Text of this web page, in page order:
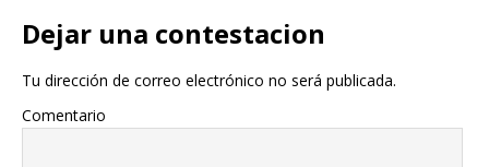
Dejar una contestacion
Tu dirección de correo electrónico no será publicada.
Comentario